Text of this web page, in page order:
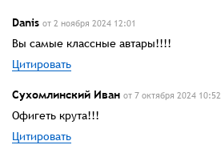
Danis от 2 ноября 2024 12:01
Вы самые классные автары!!!!
Цитировать
Сухомлинский Иван от 7 октября 2024 10:52
Офигеть крута!!!
Цитировать